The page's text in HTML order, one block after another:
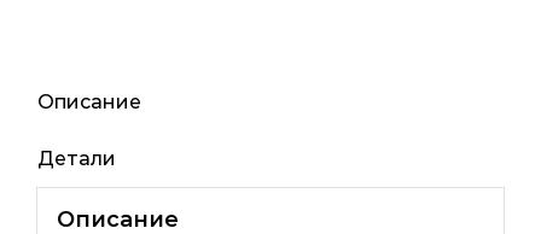
36ват
Описание
Детали
Описание